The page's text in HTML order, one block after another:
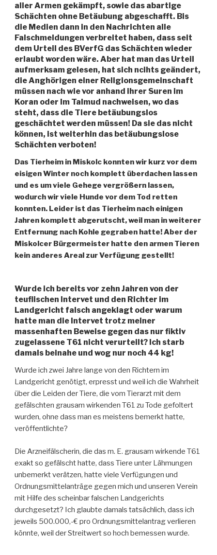
aller Armen gekämpft, sowie das abartige
Schächten ohne Betäubung abgeschafft. Bis
die Medien dann in den Nachrichten alle
Falschmeldungen verbreitet haben, dass seit
dem Urteil des BVerfG das Schächten wieder
erlaubt worden wäre. Aber hat man das Urteil
aufmerksam gelesen, hat sich ncihts geändert,
die Anghörigen einer Religionsgemeinschaft
müssen nach wie vor anhand ihrer Suren im
Koran oder Im Talmud nachweisen, wo das
steht, dass die Tiere betäubungslos
geschächtet werden müssen! Da sie das nicht
können, ist weiterhin das betäubungslose
Schächten verboten!
Das Tierheim in Miskolc konnten wir kurz vor dem
eisigen Winter noch komplett überdachen lassen
und es um viele Gehege vergrößern lassen,
wodurch wir viele Hunde vor dem Tod retten
konnten. Leider ist das Tierheim nach einigen
Jahren komplett abgerutscht, weil man in weiterer
Entfernung nach Kohle gegraben hatte! Aber der
Miskolcer Bürgermeister hatte den armen Tieren
kein anderes Areal zur Verfügung gestellt!
Wurde ich bereits vor zehn Jahren von der
teuflischen Intervet und den Richter im
Landgericht falsch angeklagt oder warum
hatte man die Intervet trotz meiner
massenhaften Beweise gegen das nur fiktiv
zugelassene T61 nicht verurteilt? Ich starb
damals beinahe und wog nur noch 44 kg!
Wurde ich zwei Jahre lange von den Richtern im
Landgericht genötigt, erpresst und weil ich die Wahrheit
über die Leiden der Tiere, die vom Tierarzt mit dem
gefälschten grausam wirkenden T61 zu Tode gefoltert
wurden, ohne dass man es meistens bemerkt hatte,
veröffentlichte?
Die Arzneifälscherin, die das m. E. grausam wirkende T61
exakt so gefälscht hatte, dass Tiere unter Lähmungen
unbemerkt verätzen, hatte viele Verfügungen und
Ordnungsmittelanträge gegen mich und unseren Verein
mit Hilfe des scheinbar falschen Landgerichts
durchgesetzt? Ich glaubte damals tatsächlich, dass ich
jeweils 500.000,-€ pro Ordnungsmittelantrag verlieren
könnte, weil der Streitwert so hoch bemessen wurde.